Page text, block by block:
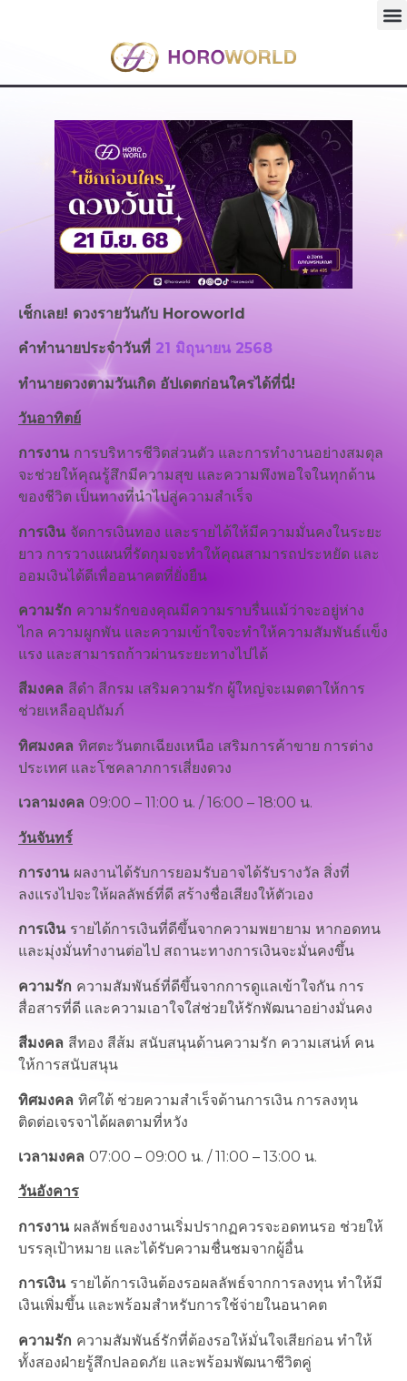
เช็กเลย! ดวงรายวันกับ Horoworld
คำทำนายประจำวันที่ 21 มิถุนายน 2568
ทำนายดวงตามวันเกิด อัปเดตก่อนใครได้ที่นี่!
วันอาทิตย์
การงาน การบริหารชีวิตส่วนตัว และการทำงานอย่างสมดุล
จะช่วยให้คุณรู้สึกมีความสุข และความพึงพอใจในทุกด้าน
ของชีวิต เป็นทางที่นำไปสู่ความสำเร็จ
การเงิน จัดการเงินทอง และรายได้ให้มีความมั่นคงในระยะ
ยาว การวางแผนที่รัดกุมจะทำให้คุณสามารถประหยัด และ
ออมเงินได้ดีเพื่ออนาคตที่ยั่งยืน
ความรัก ความรักของคุณมีความราบรื่นแม้ว่าจะอยู่ห่าง
ไกล ความผูกพัน และความเข้าใจจะทำให้ความสัมพันธ์แข็ง
แรง และสามารถก้าวผ่านระยะทางไปได้
สีมงคล สีดำ สีกรม เสริมความรัก ผู้ใหญ่จะเมตตาให้การ
ช่วยเหลืออุปถัมภ์
ทิศมงคล ทิศตะวันตกเฉียงเหนือ เสริมการค้าขาย การต่าง
ประเทศ และโชคลาภการเสี่ยงดวง
เวลามงคล 09:00 – 11:00 น. / 16:00 – 18:00 น.
วันจันทร์
การงาน ผลงานได้รับการยอมรับอาจได้รับรางวัล สิ่งที่
ลงแรงไปจะให้ผลลัพธ์ที่ดี สร้างชื่อเสียงให้ตัวเอง
การเงิน รายได้การเงินที่ดีขึ้นจากความพยายาม หากอดทน
และมุ่งมั่นทำงานต่อไป สถานะทางการเงินจะมั่นคงขึ้น
ความรัก ความสัมพันธ์ที่ดีขึ้นจากการดูแลเข้าใจกัน การ
สื่อสารที่ดี และความเอาใจใส่ช่วยให้รักพัฒนาอย่างมั่นคง
สีมงคล สีทอง สีส้ม สนับสนุนด้านความรัก ความเสน่ห์ คน
ให้การสนับสนุน
ทิศมงคล ทิศใต้ ช่วยความสำเร็จด้านการเงิน การลงทุน
ติดต่อเจรจาได้ผลตามที่หวัง
เวลามงคล 07:00 – 09:00 น. / 11:00 – 13:00 น.
วันอังคาร
การงาน ผลลัพธ์ของงานเริ่มปรากฏควรจะอดทนรอ ช่วยให้
บรรลุเป้าหมาย และได้รับความชื่นชมจากผู้อื่น
การเงิน รายได้การเงินต้องรอผลลัพธ์จากการลงทุน ทำให้มี
เงินเพิ่มขึ้น และพร้อมสำหรับการใช้จ่ายในอนาคต
ความรัก ความสัมพันธ์รักที่ต้องรอให้มั่นใจเสียก่อน ทำให้
ทั้งสองฝ่ายรู้สึกปลอดภัย และพร้อมพัฒนาชีวิตคู่